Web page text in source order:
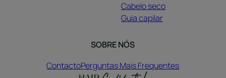
Cabelo seco
Guia capilar
SOBRE NÓS
ContactoPerguntas Mais Frequentes